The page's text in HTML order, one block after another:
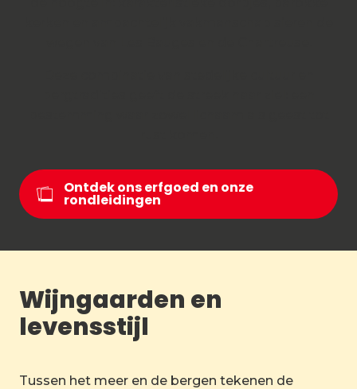
Ontdek ons erfgoed en onze
rondleidingen
Wijngaarden en
levensstijl
Tussen het meer en de bergen tekenen de